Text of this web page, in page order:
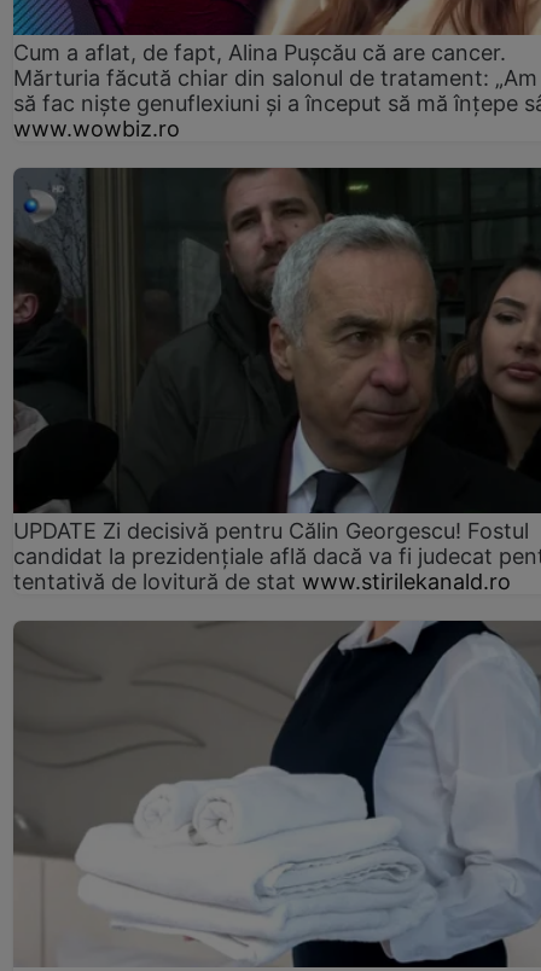
Cum a aflat, de fapt, Alina Pușcău că are cancer.
Mărturia făcută chiar din salonul de tratament:
să fac niște genuflexiuni și a început să mă înțepe
www.wowbiz.ro
UPDATE Zi decisivă pentru Călin Georgescu! Fostul
candidat la prezidențiale află dacă va fi judecat
tentativă de lovitură de stat www.stirilekanald.ro